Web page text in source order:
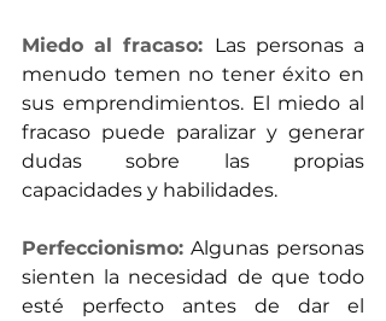
Miedo al fracaso: Las personas a
menudo temen no tener éxito en
sus emprendimientos. El miedo al
fracaso puede paralizar y generar
dudas sobre las propias
capacidades y habilidades.
Perfeccionismo: Algunas personas
sienten la necesidad de que todo
esté perfecto antes de dar el